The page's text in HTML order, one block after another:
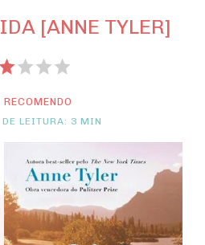
[ANNE TYLER]
RECOMENDO
LEITURA: 3 MIN